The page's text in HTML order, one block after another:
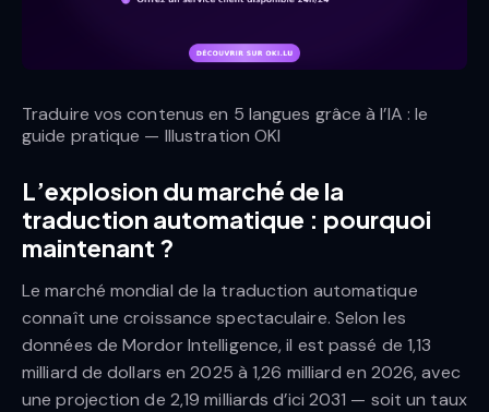
Traduire vos contenus en 5 langues grâce à l’IA : le
guide pratique — Illustration OKI
L’explosion du marché de la
traduction automatique : pourquoi
maintenant ?
Le marché mondial de la traduction automatique
connaît une croissance spectaculaire. Selon les
données de Mordor Intelligence, il est passé de 1,13
milliard de dollars en 2025 à 1,26 milliard en 2026, avec
une projection de 2,19 milliards d’ici 2031 — soit un taux